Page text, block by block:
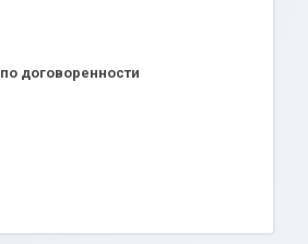
по договоренности